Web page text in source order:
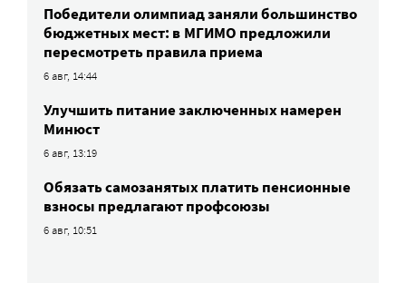
Победители олимпиад заняли большинство
бюджетных мест: в МГИМО предложили
пересмотреть правила приема
6 авг, 14:44
Улучшить питание заключенных намерен
Минюст
6 авг, 13:19
Обязать самозанятых платить пенсионные
взносы предлагают профсоюзы
6 авг, 10:51